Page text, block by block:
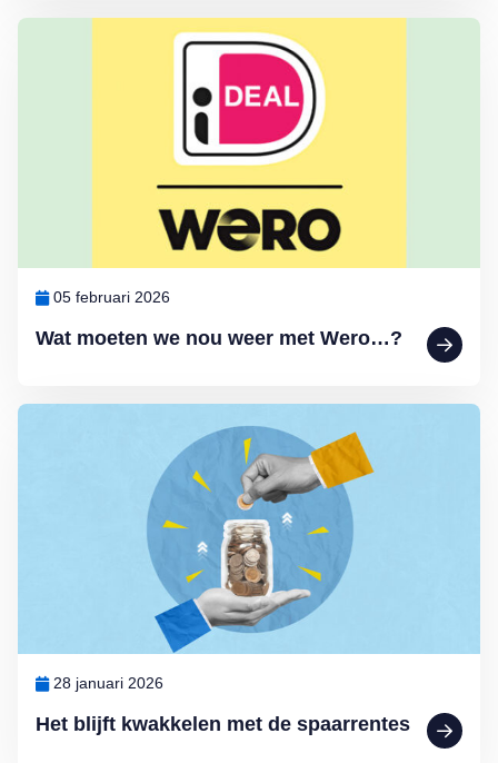
Wat moeten we nou weer met Wero…?
05 februari 2026
Lees meer over Wat moeten we nou weer met Wero…?
Het blijft kwakkelen met de spaarrentes
28 januari 2026
Lees meer over Het blijft kwakkelen met de spaarrentes